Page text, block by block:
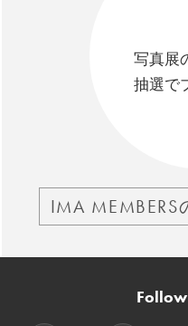
写真展
抽選で
IMA